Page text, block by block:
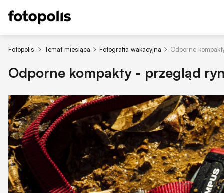
Fotopolis Temat miesiąca Fotografia wakacyjna Odporne
Odporne kompakty - przegląd